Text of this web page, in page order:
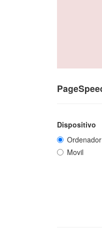
Dispositivo
Ordenador
Movil